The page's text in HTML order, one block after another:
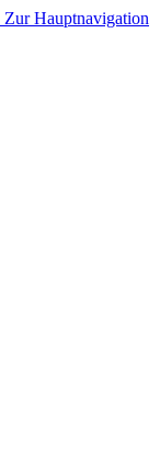
Zur Hauptnavigation